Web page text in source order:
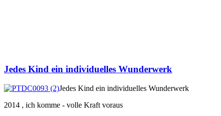
Jedes Kind ein individuelles Wunderwerk
Jedes Kind ein individuelles Wunderwerk
2014 , ich komme - volle Kraft voraus